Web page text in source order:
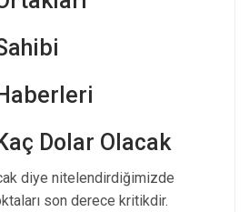
Dolar Olacak
diye nitelendirdiğimizde
son derece kritikdir.